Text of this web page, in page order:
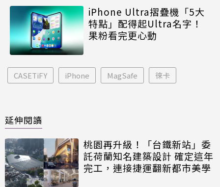
iPhone Ultra摺疊機「5大
特點」配得起Ultra名字！
果粉看完更心動
CASETiFY iPhone MagSafe 徠卡
延伸閱讀
桃園再升級！「台鐵新站」委
託荷蘭知名建築設計 確定這年
完工，連接捷運翻新都市美學